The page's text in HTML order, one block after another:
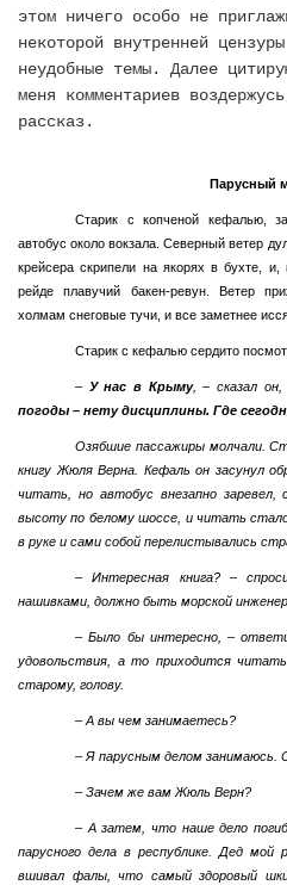
этом ничего особо не
некоторой внутренней
неудобные темы. Далее
меня комментариев
рассказ.
Парусный
Старик с копченой кефалью,
автобус около вокзала. Северный ветер
крейсера скрипели на якорях в бухте,
рейде плавучий бакен-ревун. Ветер
холмам снеговые тучи, и все заметнее
Старик с кефалью сердито
– У нас в Крыму, – сказал
погоды – нету дисциплины. Где
Озябшие пассажиры молчали.
книгу Жюля Верна. Кефаль он засунул
читать, но автобус внезапно заревел,
высоту по белому шоссе, и читать
в руке и сами собой перелистывались
– Интересная книга? –
нашивками, должно быть морской инженер.
– Было бы интересно, –
удовольствия, а то приходится
старому, голову.
– А вы чем занимаетесь?
– Я парусным делом занимаюсь.
– Зачем же вам Жюль Верн?
– А затем, что наше дело
парусного дела в республике. Дед мой
вшивал фалы, что самый здоровый